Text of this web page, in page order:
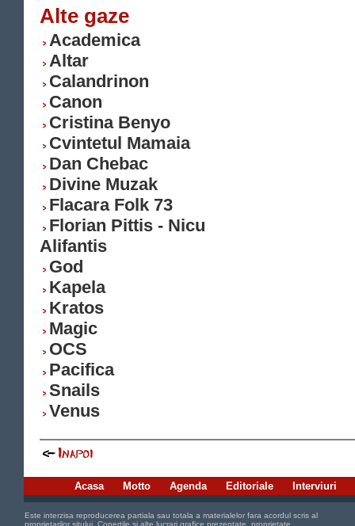
Alte gaze
Academica
Altar
Calandrinon
Canon
Cristina Benyo
Cvintetul Mamaia
Dan Chebac
Divine Muzak
Flacara Folk 73
Florian Pittis - Nicu
Alifantis
God
Kapela
Kratos
Magic
OCS
Pacifica
Snails
Venus
Acasa Motto Agenda Editoriale Interviuri
Este interzisa reproducerea partiala sau totala a materialelor fara acordul scris al
proprietarilor sitului. Copertile si alte lucrari grafice prezentate, proprietate